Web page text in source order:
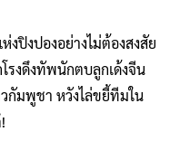
ปิงปองอย่างไม่ต้องสงสัย
รงดึงทัพนักตบลูกเด้งจีน
กัมพูชา หวังไล่ขยี้ทีมใน